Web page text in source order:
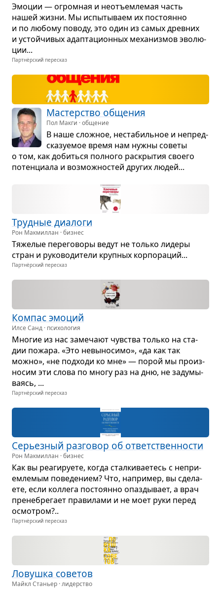
Эмо­ции — огром­ная и неотъем­ле­мая часть
нашей жизни. Мы испы­ты­ваем их посто­янно
и по любому поводу, это один из самых древ­них
и устой­чи­вых адап­та­ци­он­ных меха­низ­мов эво­лю­
ции...
Партнёрский пересказ
Мастер­ство обще­ния
Пол Макги · общение
В наше слож­ное, неста­биль­ное и непред­
ска­зу­е­мое время нам нужны советы
о том, как добиться пол­ного рас­кры­тия сво­его
потен­ци­ала и воз­мож­но­стей дру­гих людей...
Труд­ные диа­логи
Рон Макмиллан · бизнес
Тяже­лые пере­го­воры ведут не только лидеры
стран и руко­во­ди­тели круп­ных кор­по­ра­ций...
Партнёрский пересказ
Ком­пас эмо­ций
Илсе Санд · психология
Мно­гие из нас заме­чают чув­ства только на ста­
дии пожара. «Это невы­но­симо», «да как так
можно», «не под­ходи ко мне» — порой мы про­из­
но­сим эти слова по многу раз на дню, не заду­мы­
ва­ясь, ...
Партнёрский пересказ
Серьез­ный раз­го­вор об ответ­ствен­но­сти
Рон Макмиллан · бизнес
Как вы реа­ги­ру­ете, когда стал­ки­ва­е­тесь с непри­
ем­ле­мым пове­де­нием? Что, напри­мер, вы сде­ла­
ете, если кол­лега посто­янно опаз­ды­вает, а врач
пре­не­бре­гает пра­ви­лами и не моет руки перед
осмот­ром?..
Партнёрский пересказ
Ловушка сове­тов
Майкл Станьер · лидерство